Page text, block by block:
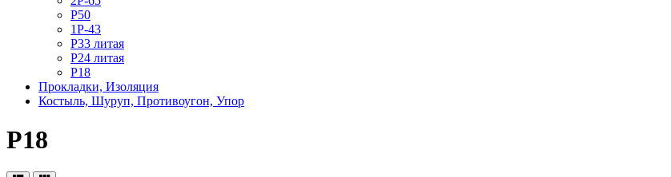
Р50
1Р-43
Р33 литая
Р24 литая
Р18
Прокладки, Изоляция
Костыль, Шуруп, Противоугон, Упор
Р18